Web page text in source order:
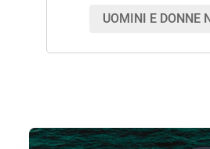
UOMINI E DONNE